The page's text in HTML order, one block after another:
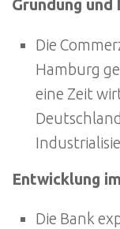
Gründung
Die
Hamburg
eine Zeit
Entwicklung
Die Bank